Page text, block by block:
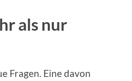
als nur
Fragen. Eine davon